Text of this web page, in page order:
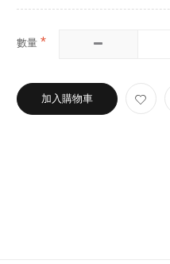
數量
加入購物車